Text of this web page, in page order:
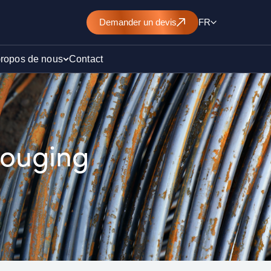
Demander un devis FR
de
de nous Contact